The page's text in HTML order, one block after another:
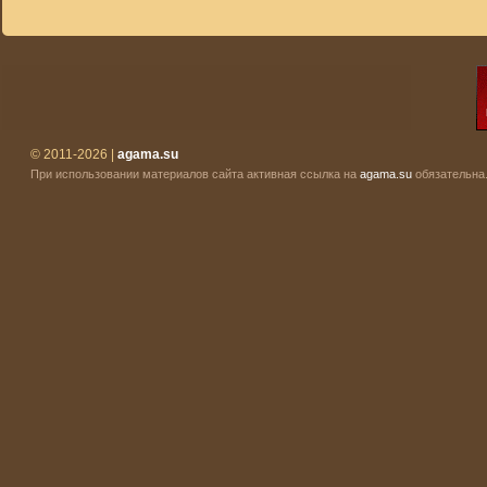
© 2011-2026 | agama.su
При использовании материалов сайта активная ссылка на agama.su обязательна.